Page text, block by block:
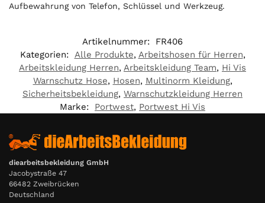
Aufbewahrung von Telefon, Schlüssel und Werkzeug.
Artikelnummer:
FR406
Kategorien: Alle Produkte, Arbeitshosen für Herren,
Arbeitskleidung Herren, Arbeitskleidung Team, Hi Vis
Warnschutz Hose, Hosen, Multinorm Kleidung,
Sicherheitsbekleidung, Warnschutzkleidung Herren
Marke:
Portwest, Portwest Hi Vis
diearbeitsbekleidung GmbH
Jacobystraße 47
66482 Zweibrücken
Deutschland